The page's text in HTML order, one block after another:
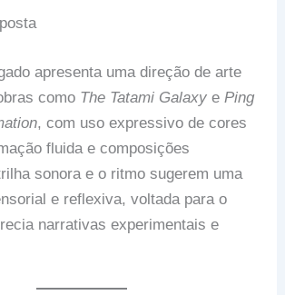
apresenta uma direção de arte
como The Tatami Galaxy ePing
, com uso expressivo de cores
fluida e composições
sonora e o ritmo sugerem uma
e reflexiva, voltada para o
narrativas experimentais e